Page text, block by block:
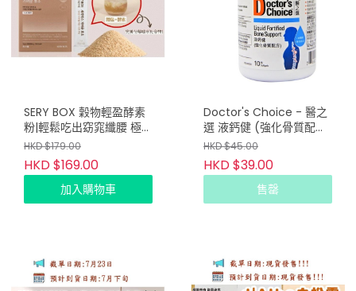
SERY BOX 穀物輕盈酵素
粉|輕鬆吃出窈窕纖腰 極速
分解消化⚡28包(4星期份
量)
HKD $179.00
HKD $169.00
加入購物車
Doctor's Choice - 醫之
選 液鈣健 (強化骨質配方)
10粒
HKD $45.00
HKD $39.00
售罄